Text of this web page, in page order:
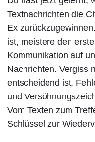
Textnachrichten die
Ex
ist, meistere den
Kommunikation auf
Nachrichten. Vergiss
entscheidend ist,
und
Vom Texten zum
Schlüssel zur